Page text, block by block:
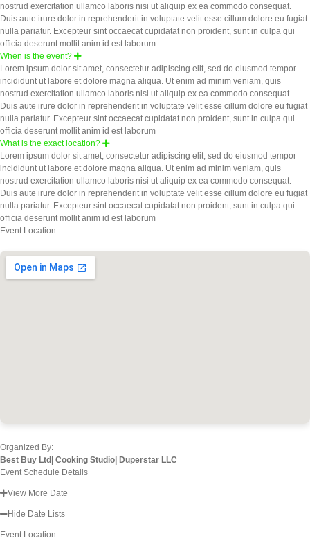
nostrud exercitation ullamco laboris nisi ut aliquip ex ea commodo consequat.
Duis aute irure dolor in reprehenderit in voluptate velit esse cillum dolore eu fugiat
nulla pariatur. Excepteur sint occaecat cupidatat non proident, sunt in culpa qui
officia deserunt mollit anim id est laborum
When is the event?
Lorem ipsum dolor sit amet, consectetur adipiscing elit, sed do eiusmod tempor
incididunt ut labore et dolore magna aliqua. Ut enim ad minim veniam, quis
nostrud exercitation ullamco laboris nisi ut aliquip ex ea commodo consequat.
Duis aute irure dolor in reprehenderit in voluptate velit esse cillum dolore eu fugiat
nulla pariatur. Excepteur sint occaecat cupidatat non proident, sunt in culpa qui
officia deserunt mollit anim id est laborum
What is the exact location?
Lorem ipsum dolor sit amet, consectetur adipiscing elit, sed do eiusmod tempor
incididunt ut labore et dolore magna aliqua. Ut enim ad minim veniam, quis
nostrud exercitation ullamco laboris nisi ut aliquip ex ea commodo consequat.
Duis aute irure dolor in reprehenderit in voluptate velit esse cillum dolore eu fugiat
nulla pariatur. Excepteur sint occaecat cupidatat non proident, sunt in culpa qui
officia deserunt mollit anim id est laborum
Event Location
Organized By:
Best Buy Ltd| Cooking Studio| Duperstar LLC
Event Schedule Details
View More Date
Hide Date Lists
Event Location